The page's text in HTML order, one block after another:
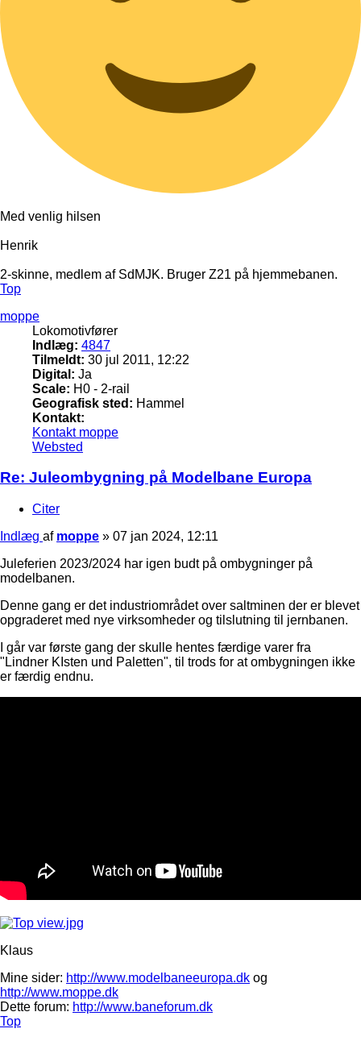
Med venlig hilsen
Henrik
2-skinne, medlem af SdMJK. Bruger Z21 på hjemmebanen.
Top
moppe
Lokomotivfører
Indlæg: 4847
Tilmeldt: 30 jul 2011, 12:22
Digital: Ja
Scale: H0 - 2-rail
Geografisk sted: Hammel
Kontakt:
Kontakt moppe
Websted
Re: Juleombygning på Modelbane Europa
Citer
Indlæg af moppe » 07 jan 2024, 12:11
Juleferien 2023/2024 har igen budt på ombygninger på
modelbanen.
Denne gang er det industriområdet over saltminen der er blevet
opgraderet med nye virksomheder og tilslutning til jernbanen.
I går var første gang der skulle hentes færdige varer fra
"Lindner KIsten und Paletten", til trods for at ombygningen ikke
er færdig endnu.
Klaus
Mine sider: http://www.modelbaneeuropa.dk og
http://www.moppe.dk
Dette forum: http://www.baneforum.dk
Top